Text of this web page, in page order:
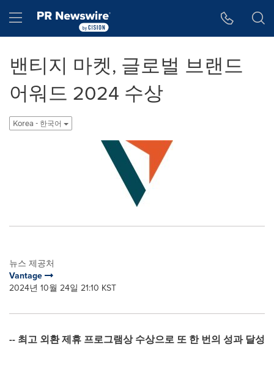
Hamburger menu
밴티지 마켓, 글로벌 브랜드
어워드 2024 수상
Korea - 한국어
뉴스 제공처
Vantage
2024년 10월 24일 21:10 KST
-- 최고 외환제휴 프로그램상수상으로 또 한 번의 성과달성